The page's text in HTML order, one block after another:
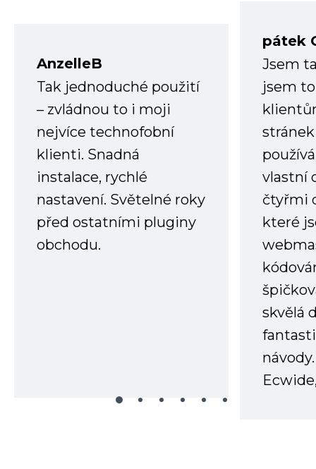
AnzelleB
Tak jednoduché použití
– zvládnou to i moji
nejvíce technofobní
klienti. Snadná
instalace, rychlé
nastavení. Světelné roky
před ostatními pluginy
obchodu.
pátek
Jsem
jsem
vlastní
čtyřmi
které
skvělá